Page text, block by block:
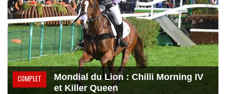
COMPLET
Mondial du Lion : Chilli Morning IV
et Killer Queen